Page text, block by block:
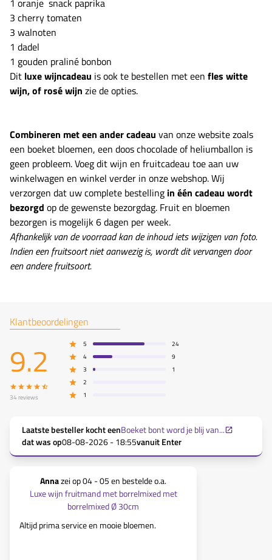
1 oranje snack paprika
3 cherry tomaten
3 walnoten
1 dadel
1 gouden praliné bonbon
Dit luxe wijncadeau is ook te bestellen met een fles witte
wijn, of rosé wijn zie de opties.
Combineren met een ander cadeau van onze website zoals
een boeket bloemen, een doos chocolade of heliumballon is
geen probleem. Voeg dit wijn en fruitcadeau toe aan uw
winkelwagen en winkel verder in onze webshop. Wij
verzorgen dat uw complete bestelling in één cadeau wordt
bezorgd op de gewenste bezorgdag. Fruit en bloemen
bezorgen is mogelijk 6 dagen per week.
Afhankelijk van de voorraad kan de inhoud iets wijzigen van foto.
Indien een fruitsoort niet aanwezig is, wordt dit vervangen door
een andere fruitsoort.
Klantbeoordelingen
9.2
34 reviews
5
24
4
9
3
1
2
1
Laatste besteller kocht eenBoeket bont word je blij van...
dat was op08-08-2026 - 18:55vanuitEnter
Annazei op04 - 05en bestelde o.a.
Luxe wijn fruitmand met borrelmixed met
borrelmixed Ø 30cm
Altijd prima service en mooie bloemen.